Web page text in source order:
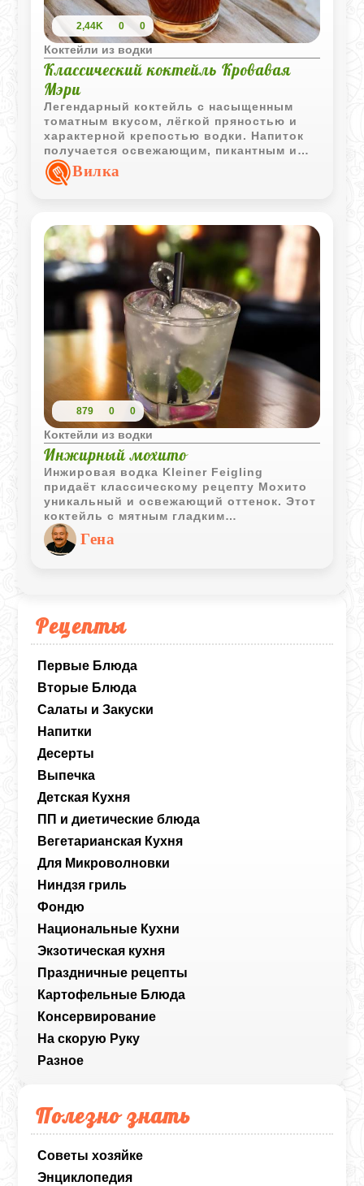
Рецепты
Первые Блюда
Вторые Блюда
Салаты и Закуски
Напитки
Десерты
Выпечка
Детская Кухня
ПП и диетические блюда
Вегетарианская Кухня
Для Микроволновки
Ниндзя гриль
Фондю
Национальные Кухни
Экзотическая кухня
Праздничные рецепты
Картофельные Блюда
Консервирование
На скорую Руку
Разное
Полезно знать
Советы хозяйке
Энциклопедия
2,44K 0 0
Коктейли из водки
Классический коктейль Кровавая
Мэри
Легендарный коктейль с насыщенным
томатным вкусом, лёгкой пряностью и
характерной крепостью водки. Напиток
получается освежающим, пикантным и
отлично подходит для любителей ярких
вкусов.Вилка
879 0 0
Коктейли из водки
Инжирный мохито
Инжировая водка Kleiner Feigling
придаёт классическому рецепту Мохито
уникальный и освежающий оттенок. Этот
коктейль с мятным гладким
послевкусием идеально подходит для
начала летнего сезона, подчёркивая и
дополняя вкус инжировой водки.
Гена